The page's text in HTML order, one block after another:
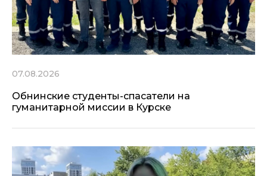
07.08.2026
Обнинские студенты-спасатели на
гуманитарной миссии в Курске